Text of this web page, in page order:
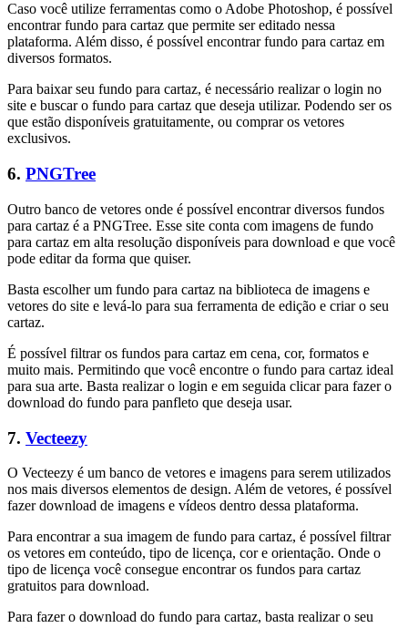
Caso você utilize ferramentas como o Adobe Photoshop, é possível
encontrar fundo para cartaz que permite ser editado nessa
plataforma. Além disso, é possível encontrar fundo para cartaz em
diversos formatos.
Para baixar seu fundo para cartaz, é necessário realizar o login no
site e buscar o fundo para cartaz que deseja utilizar. Podendo ser os
que estão disponíveis gratuitamente, ou comprar os vetores
exclusivos.
6. PNGTree
Outro banco de vetores onde é possível encontrar diversos fundos
para cartaz é a PNGTree. Esse site conta com imagens de fundo
para cartaz em alta resolução disponíveis para download e que você
pode editar da forma que quiser.
Basta escolher um fundo para cartaz na biblioteca de imagens e
vetores do site e levá-lo para sua ferramenta de edição e criar o seu
cartaz.
É possível filtrar os fundos para cartaz em cena, cor, formatos e
muito mais. Permitindo que você encontre o fundo para cartaz ideal
para sua arte. Basta realizar o login e em seguida clicar para fazer o
download do fundo para panfleto que deseja usar.
7. Vecteezy
O Vecteezy é um banco de vetores e imagens para serem utilizados
nos mais diversos elementos de design. Além de vetores, é possível
fazer download de imagens e vídeos dentro dessa plataforma.
Para encontrar a sua imagem de fundo para cartaz, é possível filtrar
os vetores em conteúdo, tipo de licença, cor e orientação. Onde o
tipo de licença você consegue encontrar os fundos para cartaz
gratuitos para download.
Para fazer o download do fundo para cartaz, basta realizar o seu